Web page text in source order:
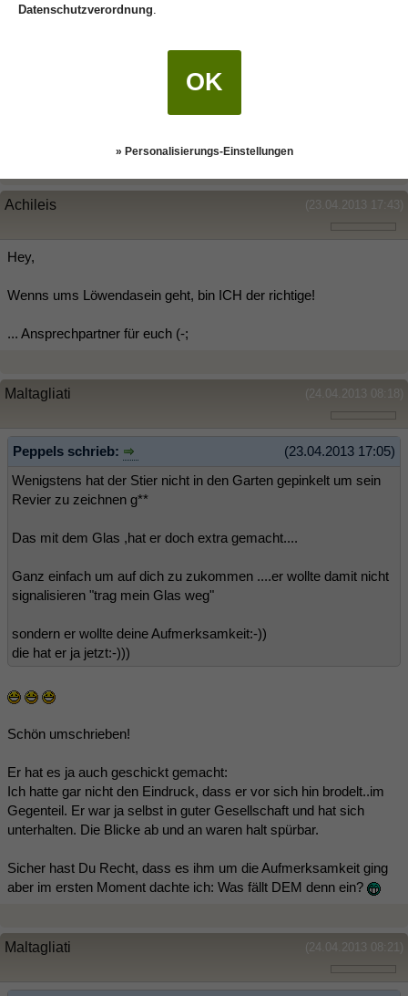
signalisieren "trag mein Glas weg"
die hat er ja jetzt:-)))
(23.04.2013 17:43)
Achileis
Hey,
Wenns ums Löwendasein geht, bin ICH der richtige!
... Ansprechpartner für euch (-;
(24.04.2013 08:18)
Maltagliati
(23.04.2013 17:05)
Peppels schrieb:
Wenigstens hat der Stier nicht in den Garten gepinkelt um sein
Revier zu zeichnen g**
Das mit dem Glas ,hat er doch extra gemacht....
Ganz einfach um auf dich zu zukommen ....er wollte damit nicht
signalisieren "trag mein Glas weg"
sondern er wollte deine Aufmerksamkeit:-))
die hat er ja jetzt:-)))
Schön umschrieben!
Er hat es ja auch geschickt gemacht:
Ich hatte gar nicht den Eindruck, dass er vor sich hin brodelt..im
Gegenteil. Er war ja selbst in guter Gesellschaft und hat sich
unterhalten. Die Blicke ab und an waren halt spürbar.
Sicher hast Du Recht, dass es ihm um die Aufmerksamkeit ging
aber im ersten Moment dachte ich: Was fällt DEM denn ein?
(24.04.2013 08:21)
Maltagliati
Datenschutzverordnung.
OK
» Personalisierungs-Einstellungen